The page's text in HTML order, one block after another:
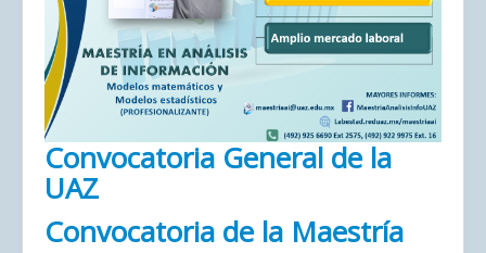
Convocatoria General de la
UAZ
Convocatoria de la Maestría